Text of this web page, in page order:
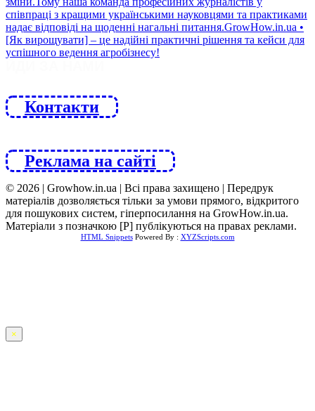
Контакти
Реклама на сайті
© 2026 | Growhow.in.ua | Всі права захищено | Передрук
матеріалів дозволяється тільки за умови прямого, відкритого
для пошукових систем, гіперпосилання на GrowHow.in.ua.
Матеріали з позначкою [Р] публікуються на правах реклами.
HTML SnippetsPowered By : XYZScripts.com
×